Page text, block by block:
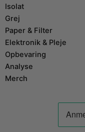
Isolat
Grej
Paper & Filter
Elektronik & Pleje
Opbevaring
Analyse
Merch